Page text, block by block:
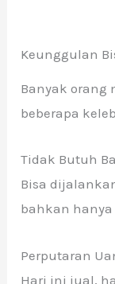
Keunggulan
Banyak orang
beberapa
Tidak Butuh
Bisa
bahkan hanya
Perputaran
Hari ini jual,